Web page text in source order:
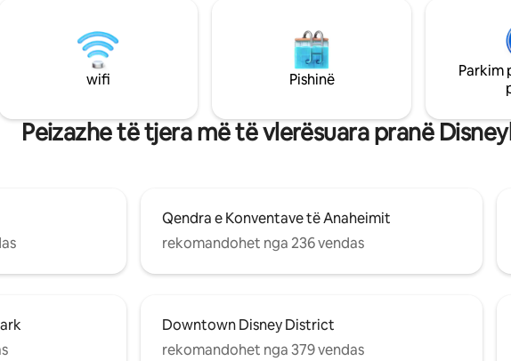
dhomën e lojërave.
rehatshme dhe të
aventurat e tua. Hyr në një botë ku çdo
cep është projektuar për
çlodhje, nga dhoma e lojës deri
oborrit të pasmë. Kuzhina,
wifi Pishinë
Parkim
Peizazhe të tjera më të vlerësuara pranë
Qendra e Konventave të Anaheimit
rekomandohet nga 236 vendas
Downtown Disney District
rekomandohet nga 379 vendas